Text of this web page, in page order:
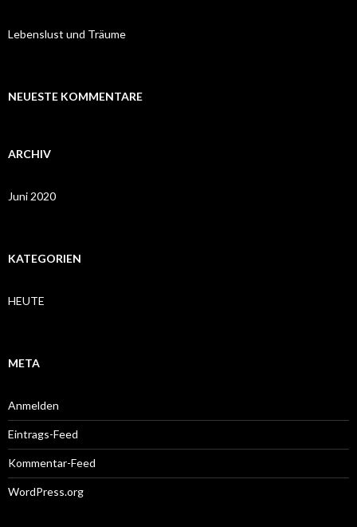
Lebenslust und Träume
NEUESTE KOMMENTARE
ARCHIV
Juni 2020
KATEGORIEN
HEUTE
META
Anmelden
Eintrags-Feed
Kommentar-Feed
WordPress.org